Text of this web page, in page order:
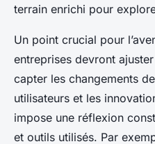
terrain enrichi pour
Un point crucial pour
entreprises devront
capter les changements
utilisateurs et les
impose une réflexion
et outils utilisés. Par